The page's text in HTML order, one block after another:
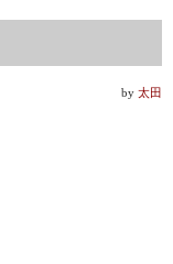
by 太田